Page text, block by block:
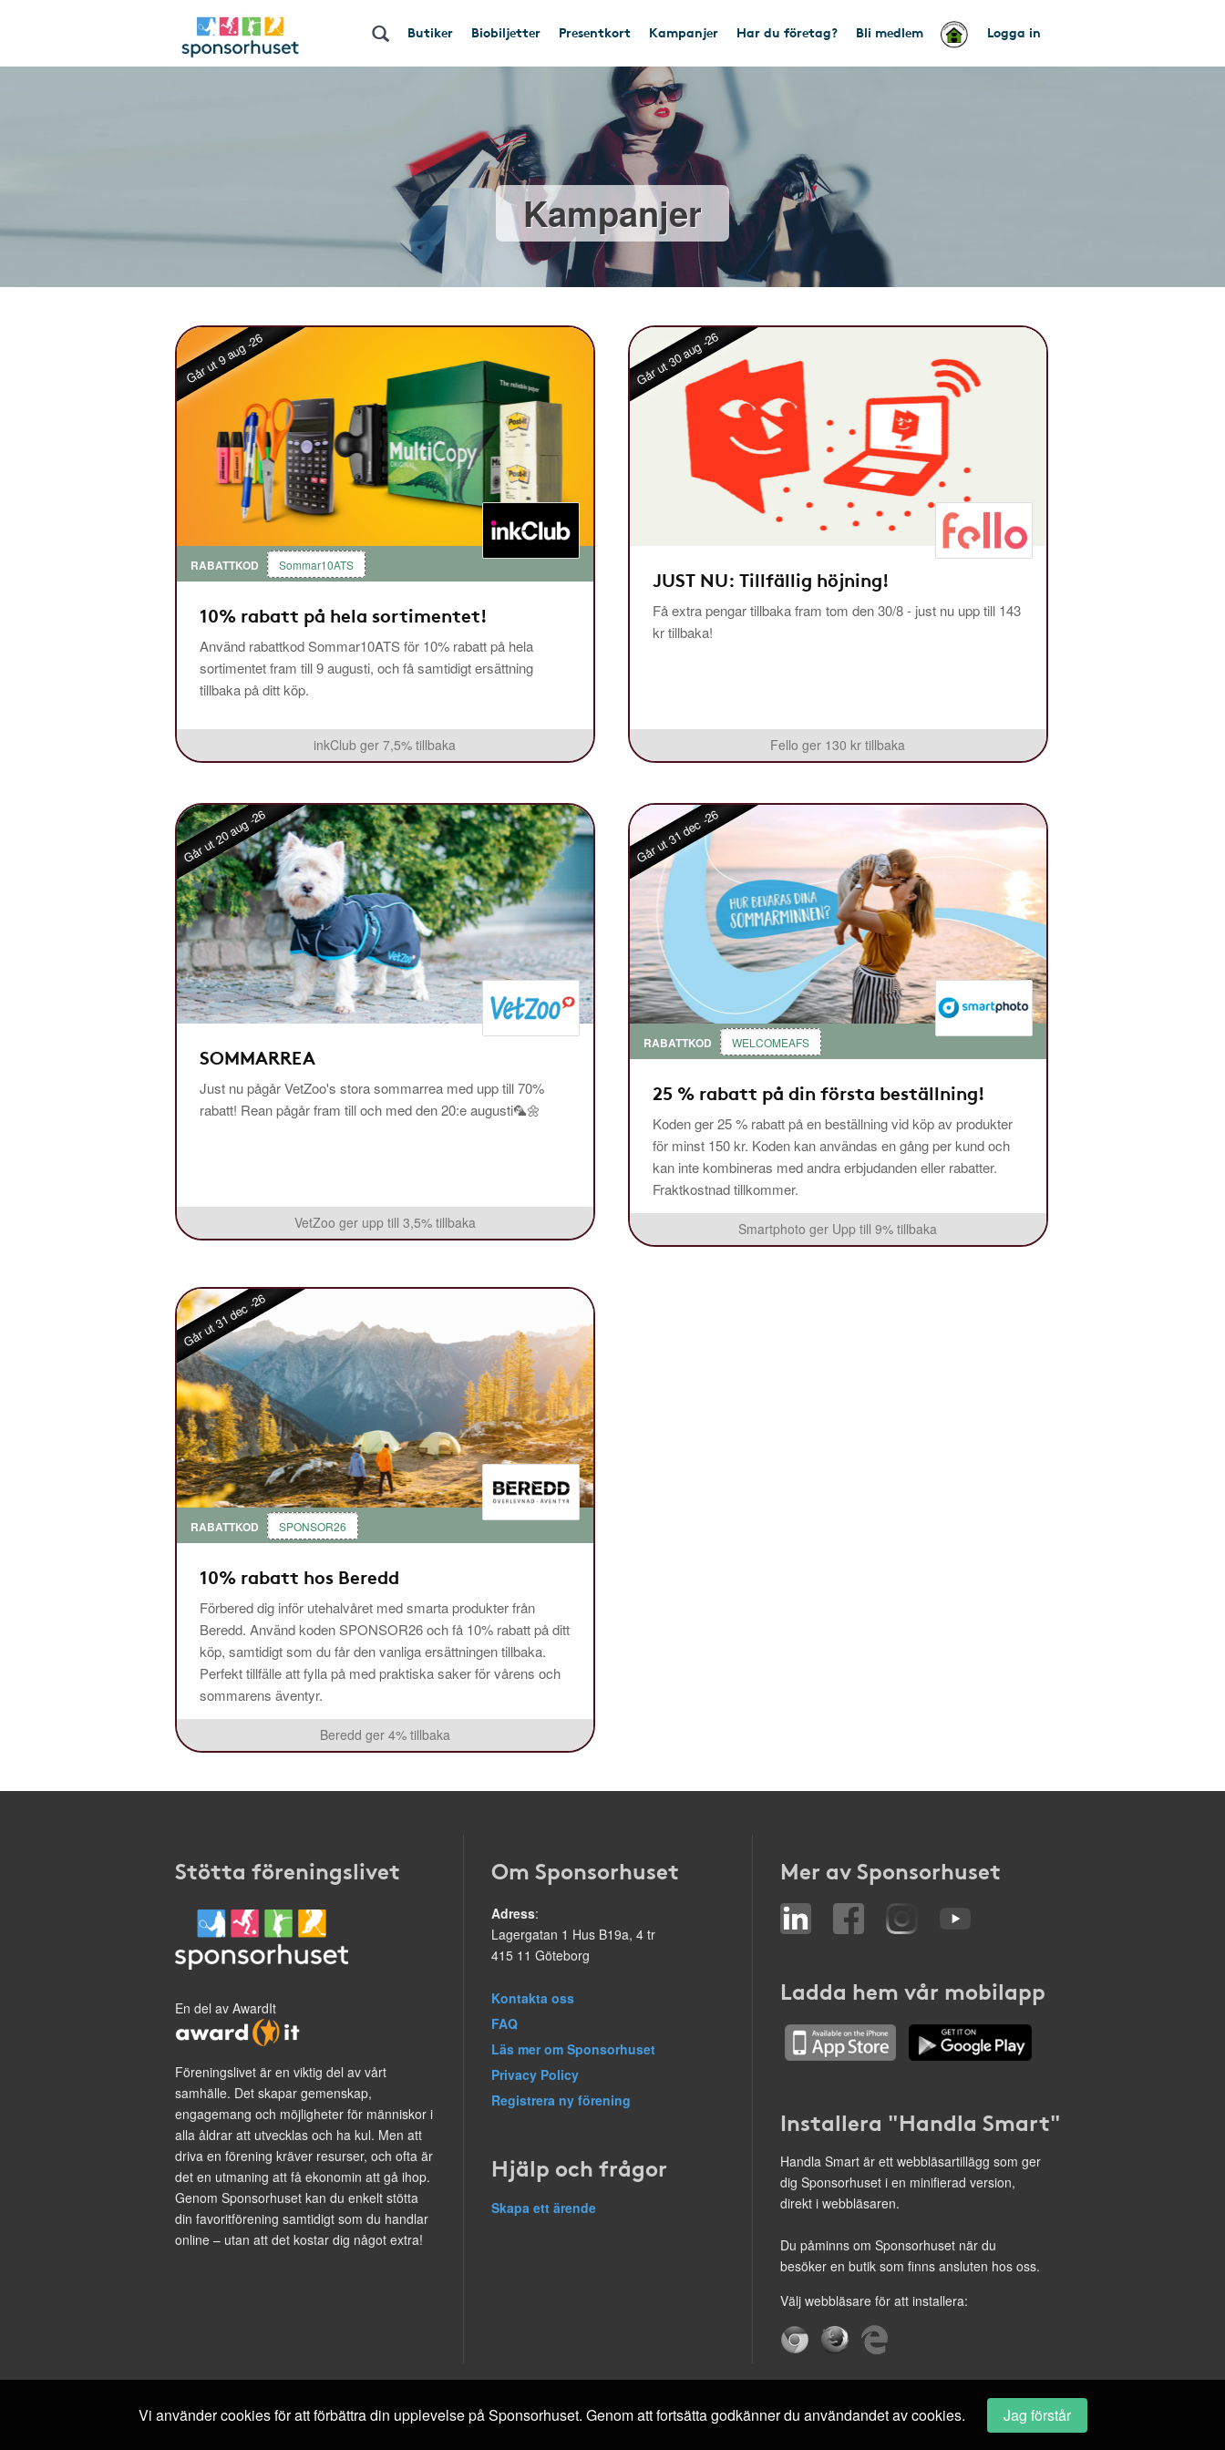
Butiker Biobiljetter Presentkort Kampanjer Har du företag? Bli medlem Logga in
Kampanjer
Går ut 9 aug -26
RABATTKOD Sommar10ATS
10% rabatt på hela sortimentet!
Använd rabattkod Sommar10ATS för 10% rabatt på hela
sortimentet fram till 9 augusti, och få samtidigt ersättning
tillbaka på ditt köp.
inkClub ger 7,5% tillbaka
Går ut 30 aug -26
JUST NU: Tillfällig höjning!
Få extra pengar tillbaka fram tom den 30/8 - just nu upp till 143
kr tillbaka!
Fello ger 130 kr tillbaka
Går ut 20 aug -26
SOMMARREA
Just nu pågår VetZoo's stora sommarrea med upp till 70%
rabatt! Rean pågår fram till och med den 20:e augusti🦜🌼
VetZoo ger upp till 3,5% tillbaka
Går ut 31 dec -26
RABATTKOD WELCOMEAFS
25 % rabatt på din första beställning!
Koden ger 25 % rabatt på en beställning vid köp av produkter
för minst 150 kr. Koden kan användas en gång per kund och
kan inte kombineras med andra erbjudanden eller rabatter.
Fraktkostnad tillkommer.
Smartphoto ger Upp till 9% tillbaka
Går ut 31 dec -26
RABATTKOD SPONSOR26
10% rabatt hos Beredd
Förbered dig inför utehalvåret med smarta produkter från
Beredd. Använd koden SPONSOR26 och få 10% rabatt på ditt
köp, samtidigt som du får den vanliga ersättningen tillbaka.
Perfekt tillfälle att fylla på med praktiska saker för vårens och
sommarens äventyr.
Beredd ger 4% tillbaka
Stötta föreningslivet
En del av AwardIt
Föreningslivet är en viktig del av vårt
samhälle. Det skapar gemenskap,
engagemang och möjligheter för människor i
alla åldrar att utvecklas och ha kul. Men att
driva en förening kräver resurser, och ofta är
det en utmaning att få ekonomin att gå ihop.
Genom Sponsorhuset kan du enkelt stötta
din favoritförening samtidigt som du handlar
online – utan att det kostar dig något extra!
Om Sponsorhuset
Adress:
Lagergatan 1 Hus B19a, 4 tr
415 11 Göteborg
Kontakta oss
FAQ
Läs mer om Sponsorhuset
Privacy Policy
Registrera ny förening
Hjälp och frågor
Skapa ett ärende
Mer av Sponsorhuset
Ladda hem vår mobilapp
Installera "Handla Smart"
Handla Smart är ett webbläsartillägg som ger
dig Sponsorhuset i en minifierad version,
direkt i webbläsaren.
Du påminns om Sponsorhuset när du
besöker en butik som finns ansluten hos oss.
Välj webbläsare för att installera:
Vi använder cookies för att förbättra din upplevelse på Sponsorhuset. Genom att fortsätta godkänner du användandet av cookies. Jag förstår